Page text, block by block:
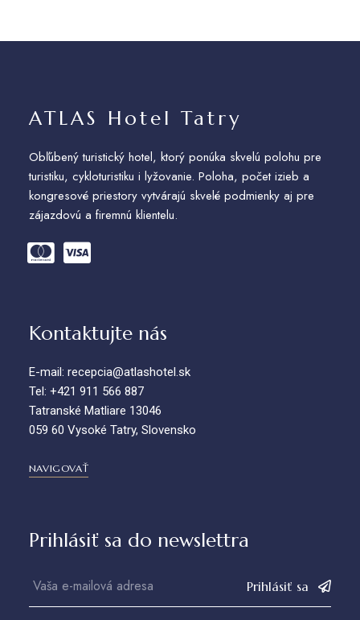
ATLAS Hotel Tatry
Obľúbený turistický hotel, ktorý ponúka skvelú polohu pre
turistiku, cykloturistiku i lyžovanie. Poloha, počet izieb a
kongresové priestory vytvárajú skvelé podmienky aj pre
zájazdovú a firemnú klientelu.
Kontaktujte nás
E-mail: recepcia@atlashotel.sk
Tel: +421 911 566 887
Tatranské Matliare 13046
059 60 Vysoké Tatry, Slovensko
NAVIGOVAŤ
Prihlásiť sa do newslettra
Prihlásiť sa